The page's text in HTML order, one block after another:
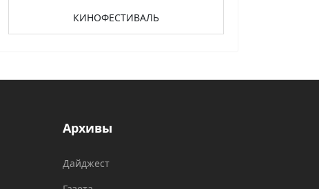
КИНОФЕСТИВАЛЬ
Архивы
Дайджест